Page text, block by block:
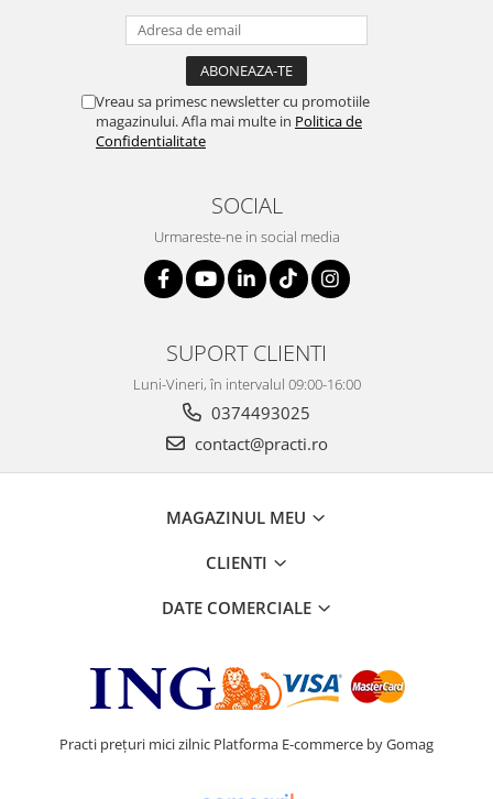
Vreau sa primesc newsletter cu promotiile
magazinului. Afla mai multe in Politica de
Confidentialitate
SOCIAL
Urmareste-ne in social media
SUPORT CLIENTI
Luni-Vineri, în intervalul 09:00-16:00
0374493025
contact@practi.ro
MAGAZINUL MEU
CLIENTI
DATE COMERCIALE
Practi prețuri mici zilnic Platforma E-commerce by Gomag